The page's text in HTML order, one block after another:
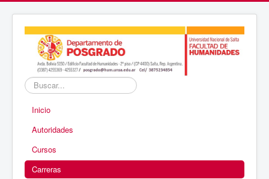
Buscar...
Inicio
Autoridades
Cursos
Carreras